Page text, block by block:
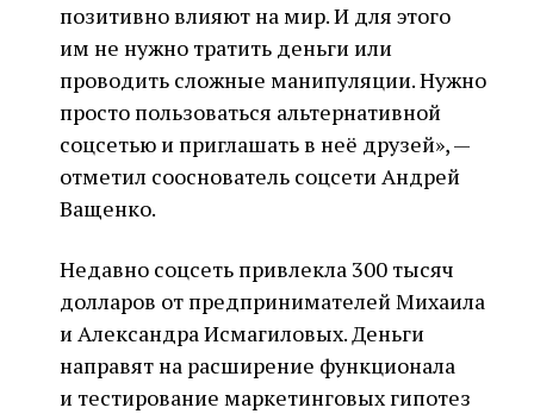
позитивно влияют на мир. И для этого
им не нужно тратить деньги или
проводить сложные манипуляции. Нужно
просто пользоваться альтернативной
соцсетью и приглашать в неё друзей», —
отметил сооснователь соцсети Андрей
Ващенко.
Недавно соцсеть привлекла 300 тысяч
долларов от предпринимателей Михаила
и Александра Исмагиловых. Деньги
направят на расширение функционала
и тестирование маркетинговых гипотез